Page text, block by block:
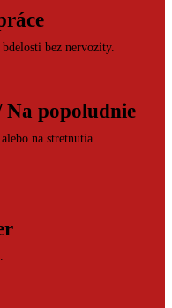
bez nervozity.
Na popoludnie
na stretnutia.